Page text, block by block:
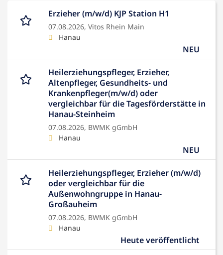
Erzieher (m/w/d) KJP Station H1
07.08.2026, Vitos Rhein Main
Hanau
NEU
Heilerziehungspfleger, Erzieher,
Altenpfleger, Gesundheits- und
Krankenpfleger(m/w/d) oder
vergleichbar für die Tagesförderstätte in
Hanau-Steinheim
07.08.2026, BWMK gGmbH
Hanau
NEU
Heilerziehungspfleger, Erzieher (m/w/d)
oder vergleichbar für die
Außenwohngruppe in Hanau-
Großauheim
07.08.2026, BWMK gGmbH
Hanau
Heute veröffentlicht